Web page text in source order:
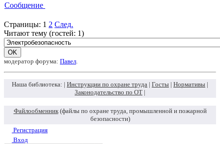
Сообщение
Страницы: 1 2 След.
Читают тему (гостей: 1)
модератор форума: Павел
Наша библиотека: | Инструкции по охране труда | Госты | Нормативы |
Законодательство по ОТ |
Файлообменник(файлы по охране труда, промышленной и пожарной
безопасности)
Регистрация
Вход